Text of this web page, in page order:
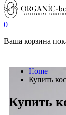
0
Ваша корзина
Home
Купить
Купить